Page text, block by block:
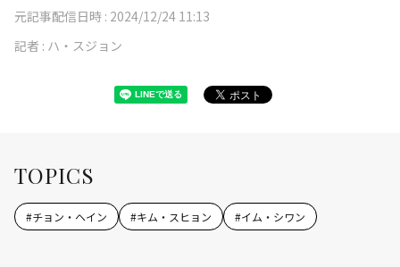
元記事配信日時 : 2024/12/24 11:13
記者 : ハ・スジョン
TOPICS
#チョン・ヘイン #キム・スヒョン #イム・シワン